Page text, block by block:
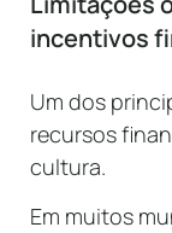
incentivos
Um dos
recursos
cultura.
Em muitos